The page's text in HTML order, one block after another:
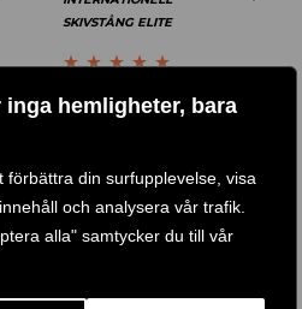
hemligheter, bara
förbättra din surfupplevelse, visa
och analysera vår trafik.
alla" samtycker du till vår
SKIVSTÅNG ELITE
Betygsatt
5 .186KR 3 .390KR